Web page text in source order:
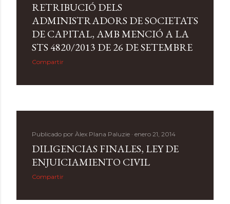
RETRIBUCIÓ DELS
ADMINISTRADORS DE SOCIETATS
DE CAPITAL, AMB MENCIÓ A LA
STS 4820/2013 DE 26 DE SETEMBRE
Compartir
Publicado por Àlex Plana Paluzie enero 21, 2014
DILIGENCIAS FINALES, LEY DE
ENJUICIAMIENTO CIVIL
Compartir